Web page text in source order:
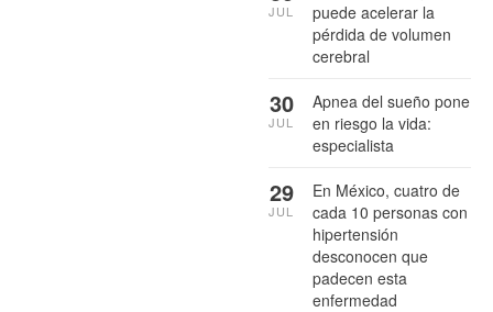
puede acelerar la
pérdida de volumen
cerebral
JUL
Apnea del sueño pone
en riesgo la vida:
especialista
30
JUL
En México, cuatro de
cada 10 personas con
hipertensión
desconocen que
padecen esta
enfermedad
29
JUL